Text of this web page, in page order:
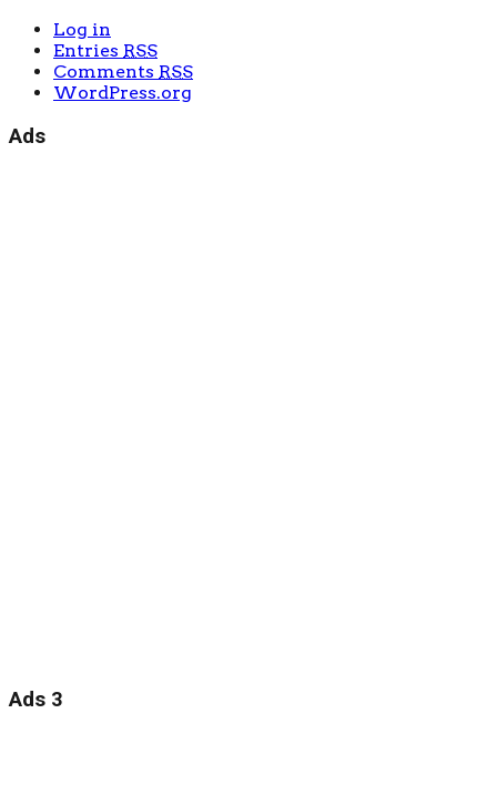
Log in
Entries RSS
Comments RSS
WordPress.org
Ads
Ads 3